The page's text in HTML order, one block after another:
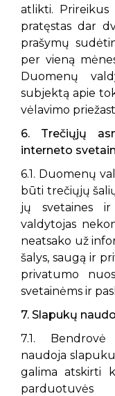
atlikti.
pratęstas dar
prašymų
per vieną
Duomenų
subjektą apie
vėlavimo
6. Trečiųjų
interneto
6.1. Duomenų
būti trečiųjų
jų svetaines
valdytojas
neatsako už
šalys, saugą ir
privatumo
svetainėms ir
7. Slapukų
7.1.
naudoja
galima atskirti